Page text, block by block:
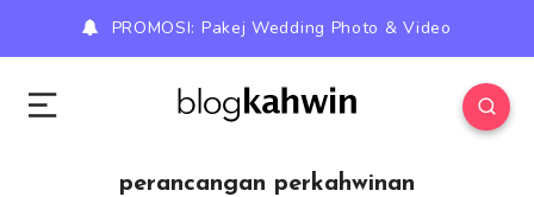
PROMOSI: Pakej Wedding Photo & Video
perancangan perkahwinan